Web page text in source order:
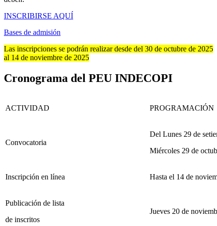
INSCRIBIRSE AQUÍ
Bases de admisión
Las inscripciones se podrán realizar desde del 30 de octubre de 2025
al 14 de noviembre de 2025
Cronograma del PEU INDECOPI
ACTIVIDAD PROGRAMACIÓN
Convocatoria
Del Lunes 29 de
Miércoles 29 de
Inscripción en línea Hasta el 14 de
Publicación de lista
de inscritos
Jueves 20 de